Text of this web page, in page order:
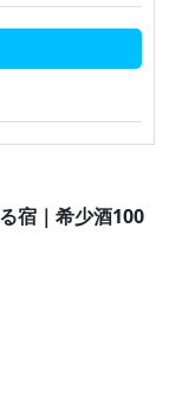
宿｜希少酒100